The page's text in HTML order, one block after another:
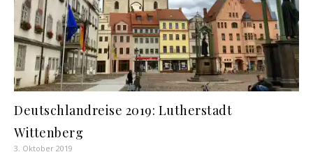
Deutschlandreise 2019: Lutherstadt
Wittenberg
3. Oktober 2019